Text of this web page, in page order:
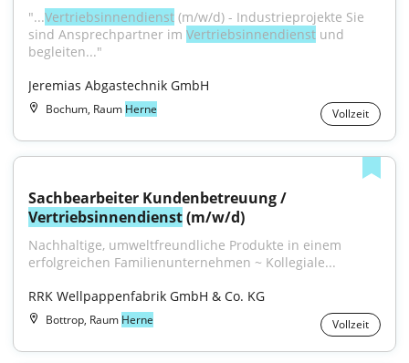
"...Vertriebsinnendienst (m/w/d) - Industrieprojekte Sie
sind Ansprechpartner im Vertriebsinnendienst und
begleiten..."
Jeremias Abgastechnik GmbH
Bochum, Raum Herne Vollzeit
Vertriebsinnendienst (m/w/d)
Nachhaltige, umweltfreundliche Produkte in einem
erfolgreichen Familienunternehmen ~ Kollegiale...
RRK Wellpappenfabrik GmbH & Co. KG
Bottrop, Raum Herne Vollzeit